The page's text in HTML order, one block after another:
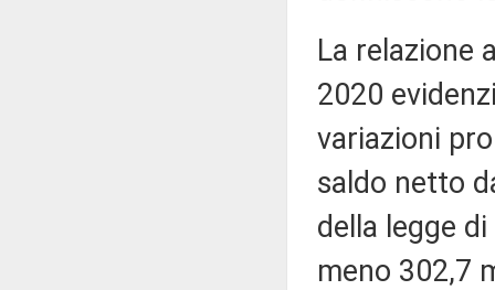
La relazione
2020
variazioni
saldo netto
della legge
meno 302,7